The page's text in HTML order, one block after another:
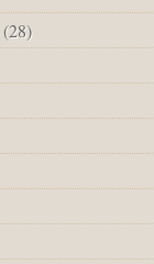
(28)